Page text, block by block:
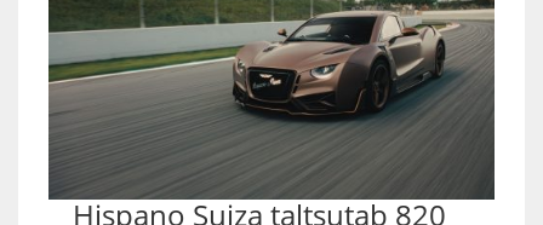
Hispano Suiza taltsutab 820